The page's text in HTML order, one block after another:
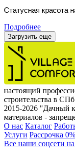
Статусная красота
Подробнее
Загрузить еще
настоящий
строительства в
2015-2026 "Дачный
материалов -
О нас Каталог
Услуги Рассрочка 0%
Все наши соцсети